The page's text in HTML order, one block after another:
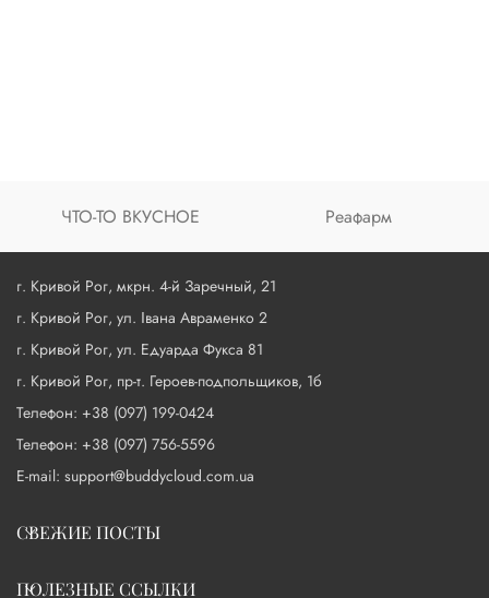
ЧТО-ТО ВКУСНОЕ Реафарм
г. Кривой Рог, мкрн. 4-й Заречный, 21
г. Кривой Рог, ул. Івана Авраменко 2
г. Кривой Рог, ул. Едуарда Фукса 81
г. Кривой Рог, пр-т. Героев-подпольщиков, 1б
Телефон: +38 (097) 199-0424
Телефон: +38 (097) 756-5596
E-mail: support@buddycloud.com.ua
СВЕЖИЕ ПОСТЫ
ПОЛЕЗНЫЕ ССЫЛКИ